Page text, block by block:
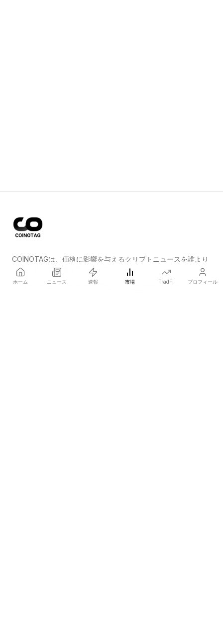
ホーム ニュース 速報 市場 TradFi プロフィール
COINOTAGは、価格に影響を与えるクリプトニュースを誰より
も早く発信する独立系メディアネットワークです。
COINOTAG LLC · Shams Business Center, Sharjah, 839, UAE